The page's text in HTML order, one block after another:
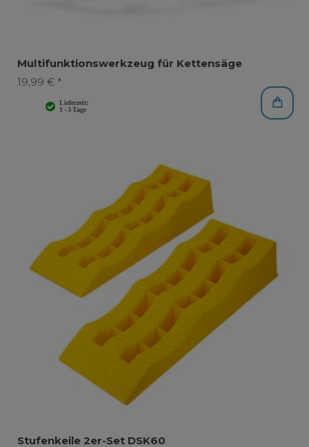
Multifunktionswerkzeug für Kettensäge
19,99 € *
Stufenkeile 2er-Set DSK60